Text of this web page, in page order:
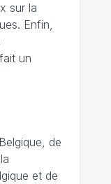
sur la
Enfin,
un
de
et de